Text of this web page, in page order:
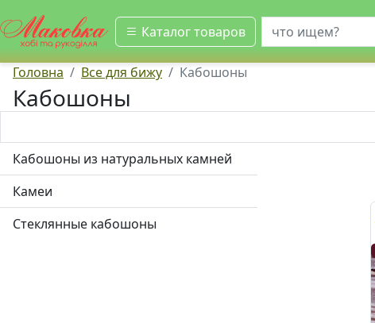
Каталог товаров
искать
Головна Все для бижу Кабошоны
Кабошоны
Кабошоны из натуральных камней
Камеи
Стеклянные кабошоны